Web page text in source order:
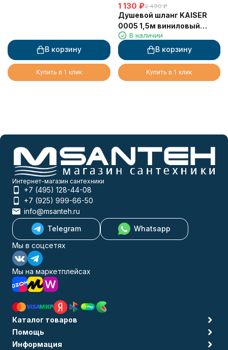
В корзину
Купить в 1 клик
1 130 ₽2 490 ₽
Душевой шланг KAISER
0005 1,5м виниловый
"Isiflex"
В наличии
В корзину
Купить в 1 клик
Интернет-магазин сантехники
+7 (495) 128-44-08
+7 (925) 999-66-50
info@msanteh.ru
Telegram
Whatsapp
Мы в соцсетях
Мы на маркетплейсах
Каталог товаров
Помощь
Информация